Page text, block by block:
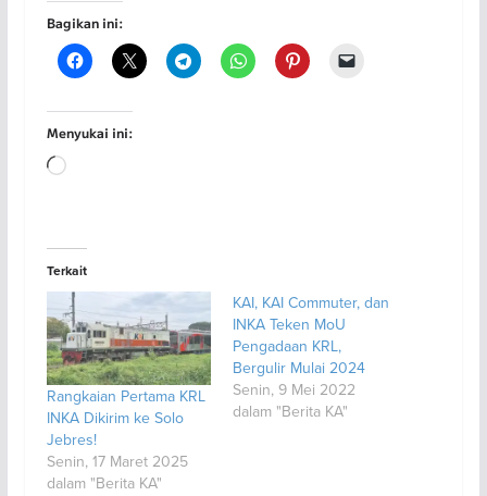
Bagikan ini:
Menyukai ini:
Memuat...
Terkait
Rangkaian Pertama KRL
INKA Dikirim ke Solo
Jebres!
Senin, 17 Maret 2025
dalam "Berita KA"
KAI, KAI Commuter, dan
INKA Teken MoU
Pengadaan KRL,
Bergulir Mulai 2024
Senin, 9 Mei 2022
dalam "Berita KA"